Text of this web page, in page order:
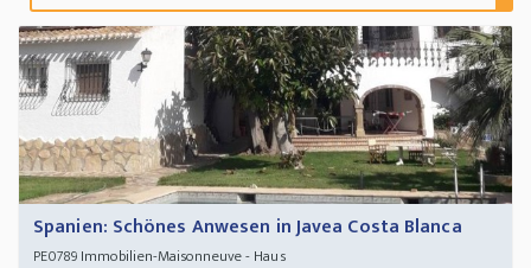
Spanien: Schönes Anwesen in Javea Costa Blanca
PE0789Immobilien-Maisonneuve - Haus